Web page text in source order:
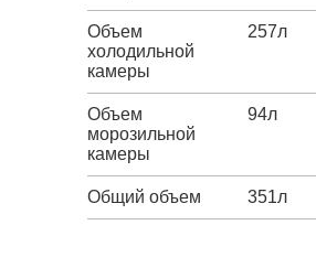
Объем
холодильной
камеры
257л
Объем
морозильной
камеры
94л
Общий объем 351л